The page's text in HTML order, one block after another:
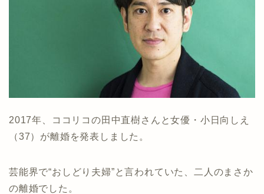
2017年、ココリコの田中直樹さんと女優・小日向しえ
（37）が離婚を発表しました。
芸能界で“おしどり夫婦”と言われていた、二人のまさか
の離婚でした。